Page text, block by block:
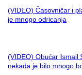
(VIDEO) Časovničar i
je mnogo odricanja
(VIDEO) Obućar Ismail
nekada je bilo mnogo